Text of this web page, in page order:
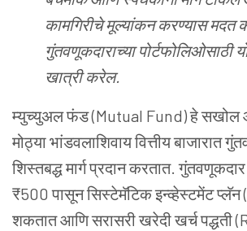
कामगिरीचे मूल्यांकन करण्यास मदत
गुंतवणूकदाराच्या पोर्टफोलिओसाठी
खात्री करेल.
म्युच्युअल फंड (Mutual Fund) हे सखोल
मोठ्या भांडवलाशिवाय वित्तीय बाजारात
शिस्तबद्ध मार्ग प्रदान करतात.
₹500 पासून सिस्टेमॅटिक इन्व्हेस्टमेंट
शकतात आणि सरासरी खरेदी खर्च पद्धती